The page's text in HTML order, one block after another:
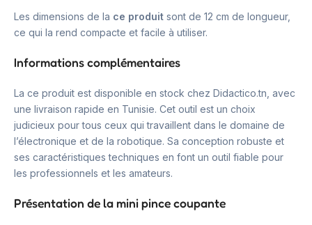
Les dimensions de la ce produit sont de 12 cm de longueur,
ce qui la rend compacte et facile à utiliser.
Informations complémentaires
La ce produit est disponible en stock chez Didactico.tn, avec
une livraison rapide en Tunisie. Cet outil est un choix
judicieux pour tous ceux qui travaillent dans le domaine de
l’électronique et de la robotique. Sa conception robuste et
ses caractéristiques techniques en font un outil fiable pour
les professionnels et les amateurs.
Présentation de la mini pince coupante